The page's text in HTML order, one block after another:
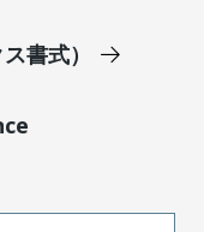
書式）